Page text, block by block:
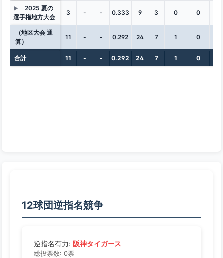
▶
2025 夏の
選手権地方大会
3 - - 0.333 9 3 0 0
（地区大会 通
算）
11 - - 0.292 24 7 1 0
合計 11 - - 0.292 24 7 1 0
12球団逆指名競争
逆指名有力: 阪神タイガース
総投票数: 0票